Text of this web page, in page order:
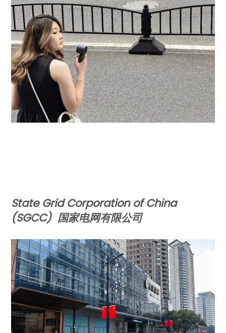
State Grid Corporation of China
(SGCC) 国家电网有限公司